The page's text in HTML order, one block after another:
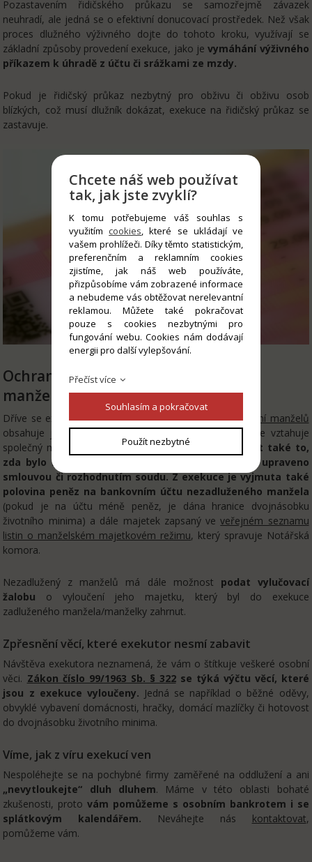
Pozastavením řidičského průkazu se samozřejmě závazek
neuhradí, ale jedná se o efektivní donucovací prostředek. Než však
proces dlužného výživného dojte do tohoto kroku, využívají se
základní způsoby provedení exekuce, jako jevymáhání výživného
příkazem k úhradě z účtu či srážkami ze mzdy.
Pokud je řidičský průkaz nezbytný pro obživu či obživu osob
blízkých, což musí dlužník dokázat, exekuce na řidičský průkaz se
zastavuje.
Ochrana majetku nezadluženého z
manželů
Dříve se exekutoři striktně drželi toho, žespolečné jmění manželů
obsahuje jak aktiva, tak pasiva, na jejichž uhrazení se vztahuje
společný majetek.
Nově musí exekutoři zohledňovat také to,
zda bylo společné jmění manželů zúženo či jinak upraveno
smlouvou či rozhodnutím soudu. Z exekuce je vyjmuta také
polovina peněz na bankovním účtu nezadluženého manžela
(pokud je na účtu méně peněz, je dána hranice dvojnásobku
životního minima) a dále majetek zapsaný veveřejném seznamu
listin o manželském majetkovém režimu, který spravuje Notářská
komora.
Nezadlužený z manželů má dále možnost podat vylučovací
žalobu o vyloučení jeho majetku, který byl do exekuce
zadluženého manžela/manželky zahrnut.
Zpřesnění věcí, které exekutor nesmí zabavit
Návštěva exekutora neznamená, že vám o štítkuje veškeré osobní
věci. Zákon číslo 99/1963 Sb. § 322se týká výčtu věcí, které
jsou z exekuce vyloučeny. Jedná se například o běžné oděvy,
obvyklé vybavení domácnosti, hračky, domácí mazlíčky či hotovost
do dvojnásobku životního minima.
Víme, jak z víru exekucí ven
Nespoléhejte se na pochybné firmy zaměřené na oddlužení a ani
„nevytloukejte“ dluh dluhem. Máme v této oblasti bohaté
zkušenosti, protovám pomůžeme s osobním bankrotem i se
splátkovým kalendářem. Neváhejte nás kontaktovat,
pomůžeme vám.
Chcete náš web používat
tak, jak jste zvyklí?
K tomu potřebujeme váš souhlas s
využitímcookies , které se ukládají ve
vašem prohlížeči. Díky těmto statistickým,
preferenčním a reklamním cookies
zjistíme, jak náš web používáte,
přizpůsobíme vám zobrazené informace
a nebudeme vás obtěžovat nerelevantní
reklamou. Můžete také pokračovat
pouze s cookies nezbytnými pro
fungování webu. Cookies nám dodávají
energii pro další vylepšování.
Přečíst více
Souhlasím a pokračovat
Použít nezbytné